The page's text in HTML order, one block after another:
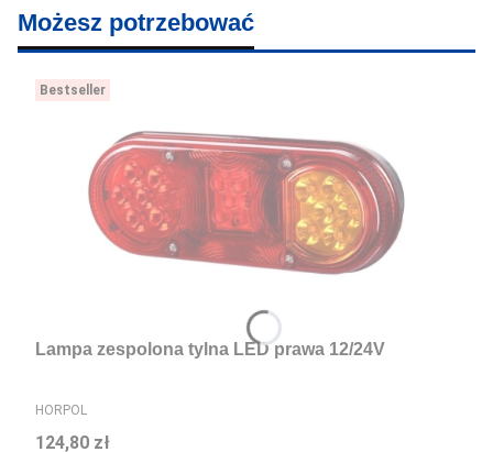
Możesz potrzebować
Bestseller
Lampa zespolona tylna LED prawa 12/24V
PRODUCENT
HORPOL
Cena
124,80 zł